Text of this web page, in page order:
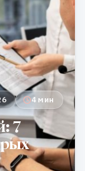
4 мин
7